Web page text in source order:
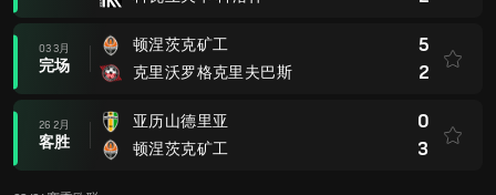
03 3月
完场
顿涅茨克矿工
克里沃罗格克里夫巴斯
5
2
26 2月
客胜
亚历山德里亚
顿涅茨克矿工
0
3